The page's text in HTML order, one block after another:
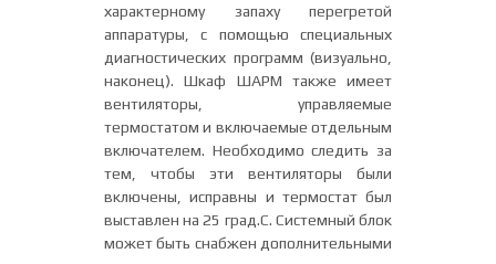
характерному запаху перегретой
аппаратуры, с помощью специальных
диагностических программ (визуально,
наконец). Шкаф ШАРМ также имеет
вентиляторы, управляемые
термостатом и включаемые отдельным
включателем. Необходимо следить за
тем, чтобы эти вентиляторы были
включены, исправны и термостат был
выставлен на 25 град.С. Системный блок
может быть снабжен дополнительными